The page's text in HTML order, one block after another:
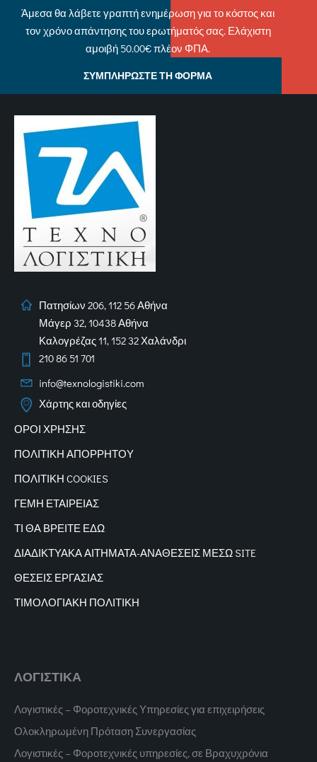
Άμεσα θα λάβετε γραπτή ενημέρωση για το κόστος και
τον χρόνο απάντησης του ερωτήματός σας. Ελάχιστη
αμοιβή 50.00€ πλέον ΦΠΑ.
ΣΥΜΠΛΗΡΩΣΤΕ ΤΗ ΦΟΡΜΑ
Πατησίων 206, 112 56 Αθήνα
Μάγερ 32, 10438 Αθήνα
Καλογρέζας 11, 152 32 Χαλάνδρι
210 86 51 701
info@texnologistiki.com
Χάρτης και οδηγίες
ΟΡΟΙ ΧΡΗΣΗΣ
ΠΟΛΙΤΙΚΗ ΑΠΟΡΡΗΤΟΥ
ΠΟΛΙΤΙΚΗ COOKIES
ΓΕΜΗ ΕΤΑΙΡΕΙΑΣ
ΤΙ ΘΑ ΒΡΕΙΤΕ ΕΔΩ
ΔΙΑΔΙΚΤΥΑΚΑΑΙΤΗΜΑΤΑ-ΑΝΑΘΕΣΕΙΣ ΜΕΣΩ SITE
ΘΕΣΕΙΣ ΕΡΓΑΣΙΑΣ
ΤΙΜΟΛΟΓΙΑΚΗ ΠΟΛΙΤΙΚΗ
ΛΟΓΙΣΤΙΚΑ
Λογιστικές – Φοροτεχνικές Υπηρεσίες για επιχειρήσεις
Ολοκληρωμένη Πρόταση Συνεργασίας
Λογιστικές – Φοροτεχνικές υπηρεσίες, σε Βραχυχρόνια